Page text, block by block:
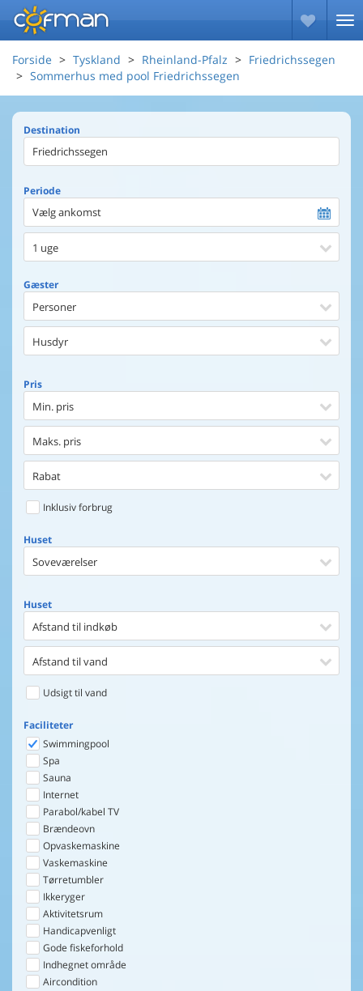
Forside Tyskland Rheinland-Pfalz
Friedrichssegen
Sommerhus med pool Friedrichssegen
Destination
Periode
Vælg ankomst
1 uge
Gæster
Personer
Husdyr
Pris
Min. pris
Maks. pris
Rabat
Inklusiv forbrug
Huset
Soveværelser
Huset
Afstand til indkøb
Afstand til vand
Udsigt til vand
Faciliteter
Swimmingpool
Spa
Sauna
Internet
Parabol/kabel TV
Brændeovn
Opvaskemaskine
Vaskemaskine
Tørretumbler
Ikkeryger
Aktivitetsrum
Handicapvenligt
Gode fiskeforhold
Indhegnet område
Aircondition